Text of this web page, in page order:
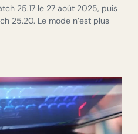
25.17 le 27 août 2025, puis
25.20. Le mode n’est plus